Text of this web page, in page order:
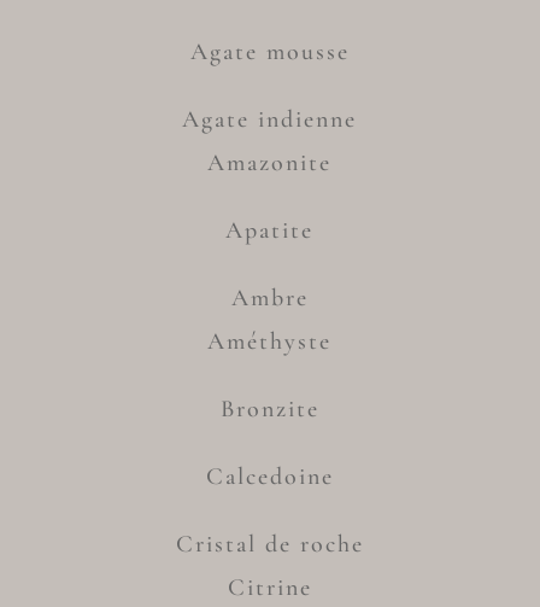
Agate mousse
Agate indienne
Amazonite
Apatite
Ambre
Améthyste
Bronzite
Calcedoine
Cristal de roche
Citrine